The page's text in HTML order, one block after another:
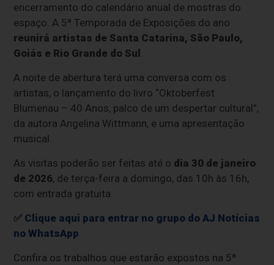
encerramento do calendário anual de mostras do
espaço. A 5ª Temporada de Exposições do ano
reunirá artistas de Santa Catarina, São Paulo,
Goiás e Rio Grande do Sul .
A noite de abertura terá uma conversa com os
artistas, o lançamento do livro “Oktoberfest
Blumenau – 40 Anos, palco de um despertar cultural”,
da autora Angelina Wittmann, e uma apresentação
musical.
As visitas poderão ser feitas até o dia 30 de janeiro
de 2026, de terça-feira a domingo, das 10h às 16h,
com entrada gratuita.
✅ Clique aqui para entrar no grupo do AJ Notícias
no WhatsApp
Confira os trabalhos que estarão expostos na 5ª